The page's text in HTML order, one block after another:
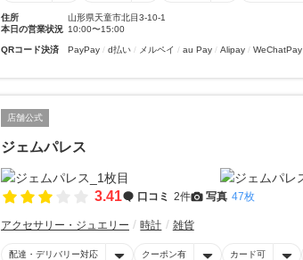
住所
山形県天童市北目3-10-1
本日の営業状況 10:00〜15:00
QRコード決済 PayPay d払い メルペイ au Pay Alipay WeChatPay
店舗公式
ジェムパレス
3.41 口コミ 2件 写真 47枚
アクセサリー・ジュエリー 時計 雑貨
配達・デリバリー対応 クーポン有 カード可